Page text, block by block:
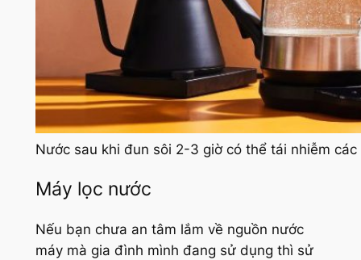
Nước sau khi đun sôi 2-3 giờ có thể tái nhiễm
Máy lọc nước
Nếu bạn chưa an tâm lắm về nguồn nước
máy mà gia đình mình đang sử dụng thì sử